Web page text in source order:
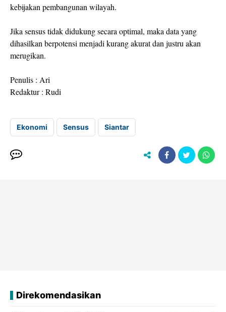
kebijakan pembangunan wilayah.
Jika sensus tidak didukung secara optimal, maka data yang
dihasilkan berpotensi menjadi kurang akurat dan justru akan
merugikan.
Penulis : Ari
Redaktur : Rudi
Ekonomi Sensus Siantar
Direkomendasikan